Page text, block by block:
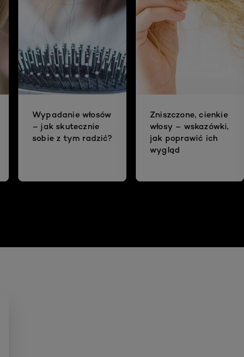
Wypadanie włosów
– jak skutecznie
sobie z tym radzić?
Zniszczone, cienkie
włosy – wskazówki,
jak poprawić ich
wygląd